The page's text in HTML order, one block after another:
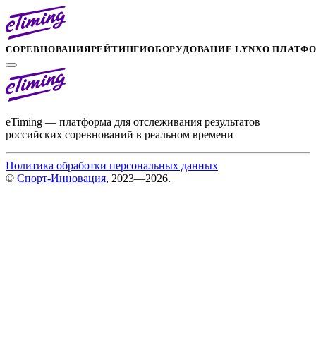
СОРЕВНОВАНИЯРЕЙТИНГИОБОРУДОВАНИЕ LYNXО
eTiming — платформа для отслеживания результатов
российских соревнований в реальном времени
Политика обработки персональных данных
© Спорт-Инновация, 2023—2026.